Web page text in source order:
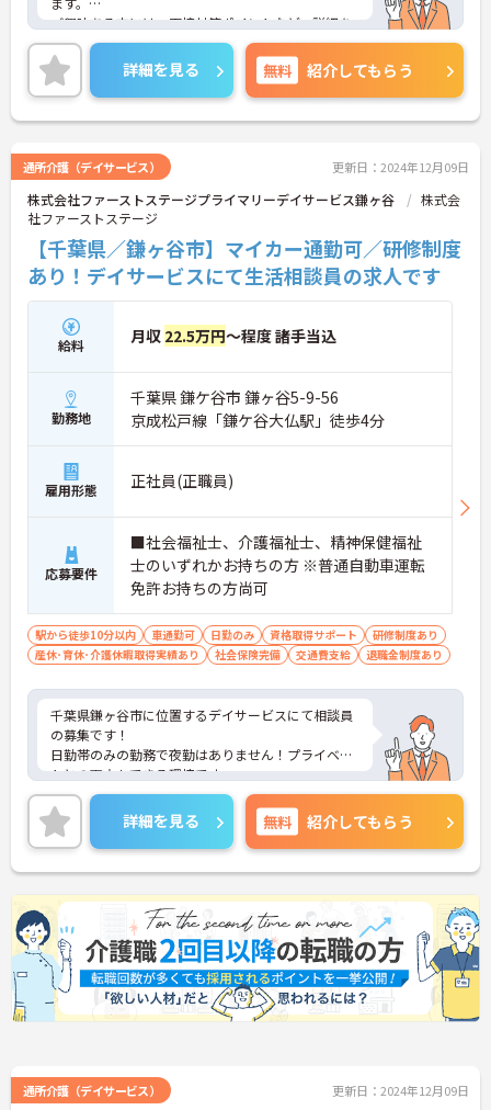
ご興味ある方には、面接対策ポイントなど、詳細を
お話しいたしますのでお気軽にご相談ください。
詳細を見る 無料 紹介してもらう
通所介護（デイサービス） 更新日：2024年12月09日
株式会社ファーストステージプライマリーデイサービス鎌ヶ谷
株式会
社ファーストステージ
【千葉県／鎌ヶ谷市】マイカー通勤可／研修制度
あり！デイサービスにて生活相談員の求人です
給料 月収 22.5万円～程度 諸手当込
勤務地
千葉県 鎌ケ谷市 鎌ヶ谷5-9-56
京成松戸線「鎌ケ谷大仏駅」徒歩4分
雇用形態 正社員(正職員)
応募要件
■社会福祉士、介護福祉士、精神保健福祉
士のいずれかお持ちの方 ※普通自動車運転
免許お持ちの方尚可
駅から徒歩10分以内 車通勤可 日勤のみ 資格取得サポート
研修制度あり
産休･育休･介護休暇取得実績あり
社会保険完備 交通費支給 退職金制度あり
千葉県鎌ヶ谷市に位置するデイサービスにて相談員
の募集です！
日勤帯のみの勤務で夜勤はありません！プライベー
トとの両立もできる環境です。
ご興味ある方には、面接のポイントなど、さらに詳
細をお話致しますのでお気軽にご相談ください。
詳細を見る 無料 紹介してもらう
通所介護（デイサービス） 更新日：2024年12月09日